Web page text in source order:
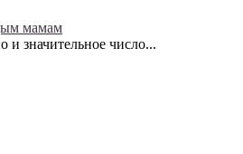
мамам
и значительное число...